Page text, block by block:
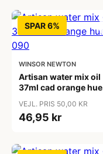
SPAR 6%
WINSOR NEWTON
Artisan water mix oil
37ml cad orange hue
VEJL. PRIS 50,00 KR
46,95 kr